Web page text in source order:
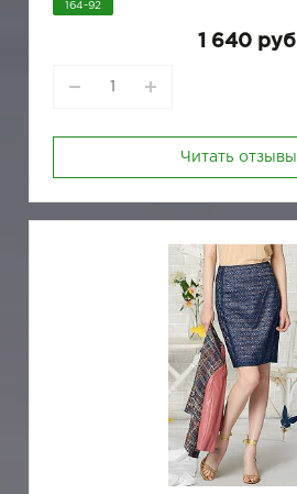
164-92
1 640 руб
Читать отзывы